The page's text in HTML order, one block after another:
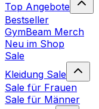
Top Angebote
Bestseller
GymBeam Merch
Neu im Shop
Sale
Kleidung Sale
Sale für Frauen
Sale für Männer